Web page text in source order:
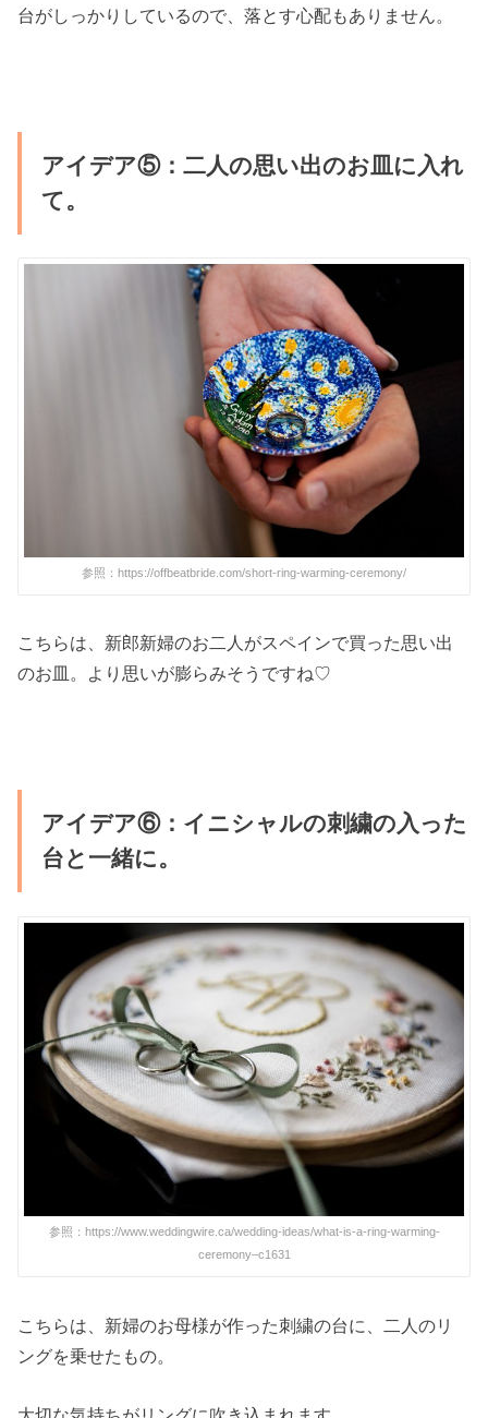
台がしっかりしているので、落とす心配もありません。
アイデア⑤：二人の思い出のお皿に入れ
て。
参照：https://offbeatbride.com/short-ring-warming-ceremony/
こちらは、新郎新婦のお二人がスペインで買った思い出
のお皿。より思いが膨らみそうですね♡
アイデア⑥：イニシャルの刺繍の入った
台と一緒に。
参照：https://www.weddingwire.ca/wedding-ideas/what-is-a-ring-warming-
ceremony–c1631
こちらは、新婦のお母様が作った刺繍の台に、二人のリ
ングを乗せたもの。